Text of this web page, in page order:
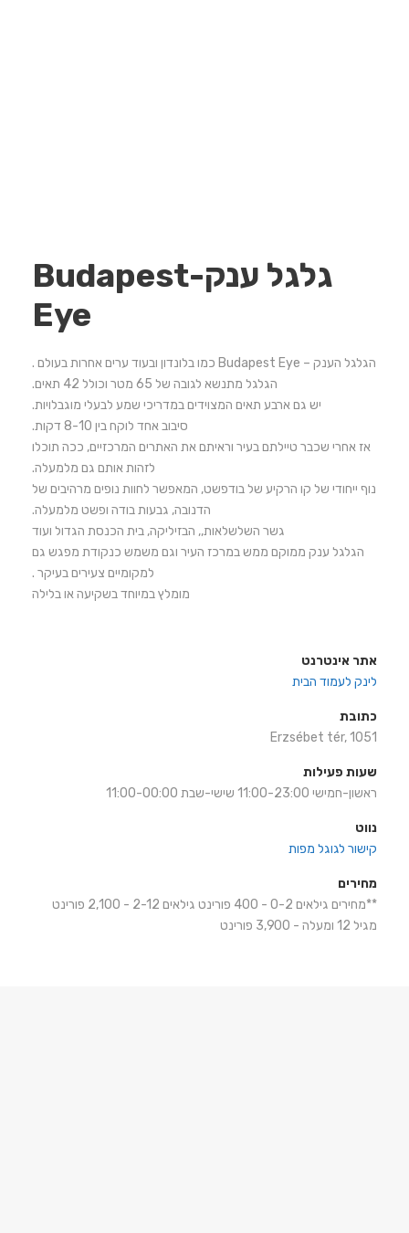
גלגל ענק-Budapest
Eye
הגלגל הענק – Budapest Eye כמו בלונדון ובעוד ערים אחרות בעולם .
הגלגל מתנשא לגובה של 65 מטר וכולל 42 תאים.
יש גם ארבע תאים המצוידים במדריכי שמע לבעלי מוגבלויות.
סיבוב אחד לוקח בין 8-10 דקות.
אז אחרי שכבר טיילתם בעיר וראיתם את האתרים המרכזיים, ככה תוכלו
לזהות אותם גם מלמעלה.
נוף ייחודי של קו הרקיע של בודפשט, המאפשר לחוות נופים מרהיבים של
הדנובה, גבעות בודה ופשט מלמעלה.
גשר השלשלאות,, הבזיליקה, בית הכנסת הגדול ועוד
הגלגל ענק ממוקם ממש במרכז העיר וגם משמש כנקודת מפגש גם
למקומיים צעירים בעיקר .
מומלץ במיוחד בשקיעה או בלילה
אתר אינטרנט
לינק לעמוד הבית
כתובת
Erzsébet tér, 1051
שעות פעילות
ראשון-חמישי 11:00-23:00 שישי-שבת 11:00-00:00
נווט
קישור לגוגל מפות
מחירים
**מחירים גילאים 0-2 - 400 פורינט גילאים 2-12 - 2,100 פורינט
מגיל 12 ומעלה - 3,900 פורינט